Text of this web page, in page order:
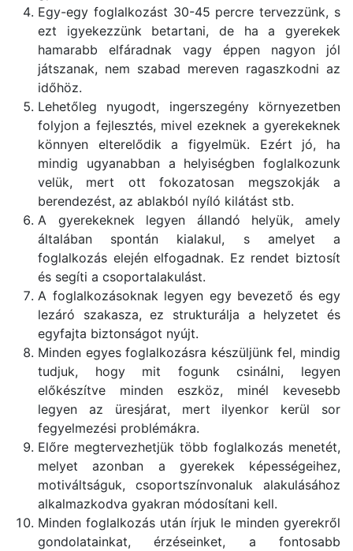
Egy-egy foglalkozást 30-45 percre tervezzünk, s
ezt igyekezzünk betartani, de ha a gyerekek
hamarabb elfáradnak vagy éppen nagyon jól
játszanak, nem szabad mereven ragaszkodni az
időhöz.
Lehetőleg nyugodt, ingerszegény környezetben
folyjon a fejlesztés, mivel ezeknek a gyerekeknek
könnyen elterelődik a figyelmük. Ezért jó, ha
mindig ugyanabban a helyiségben foglalkozunk
velük, mert ott fokozatosan megszokják a
berendezést, az ablakból nyíló kilátást stb.
A gyerekeknek legyen állandó helyük, amely
általában spontán kialakul, s amelyet a
foglalkozás elején elfogadnak. Ez rendet biztosít
és segíti a csoportalakulást.
A foglalkozásoknak legyen egy bevezető és egy
lezáró szakasza, ez strukturálja a helyzetet és
egyfajta biztonságot nyújt.
Minden egyes foglalkozásra készüljünk fel, mindig
tudjuk, hogy mit fogunk csinálni, legyen
előkészítve minden eszköz, minél kevesebb
legyen az üresjárat, mert ilyenkor kerül sor
fegyelmezési problémákra.
Előre megtervezhetjük több foglalkozás menetét,
melyet azonban a gyerekek képességeihez,
motiváltságuk, csoportszínvonaluk alakulásához
alkalmazkodva gyakran módosítani kell.
Minden foglalkozás után írjuk le minden gyerekről
gondolatainkat, érzéseinket, a fontosabb